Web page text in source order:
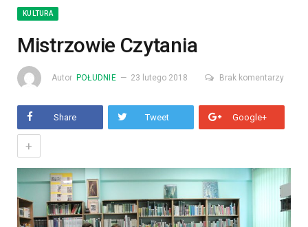
KULTURA
Mistrzowie Czytania
Autor POŁUDNIE 23 lutego 2018 Brak komentarzy
Share Tweet Google+
+